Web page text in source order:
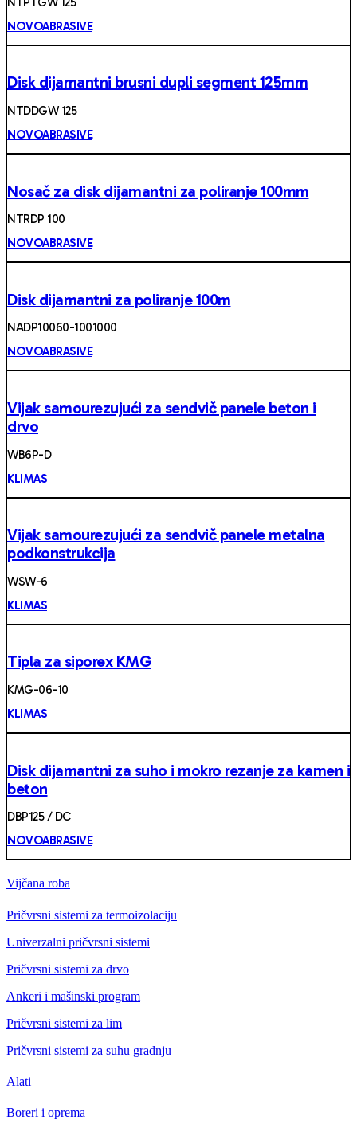
NOVOABRASIVE
Disk dijamantni brusni dupli segment 125mm
NTDDGW 125
NOVOABRASIVE
Nosač za disk dijamantni za poliranje 100mm
NTRDP 100
NOVOABRASIVE
Disk dijamantni za poliranje 100m
NADP10060-1001000
NOVOABRASIVE
Vijak samourezujući za sendvič panele beton i
drvo
WB6P-D
KLIMAS
Vijak samourezujući za sendvič panele metalna
podkonstrukcija
WSW-6
KLIMAS
Tipla za siporex KMG
KMG-06-10
KLIMAS
Disk dijamantni za suho i mokro rezanje za kamen i
beton
DBP125 / DC
NOVOABRASIVE
Vijčana roba
Pričvrsni sistemi za termoizolaciju
Univerzalni pričvrsni sistemi
Pričvrsni sistemi za drvo
Ankeri i mašinski program
Pričvrsni sistemi za lim
Pričvrsni sistemi za suhu gradnju
Alati
Boreri i oprema